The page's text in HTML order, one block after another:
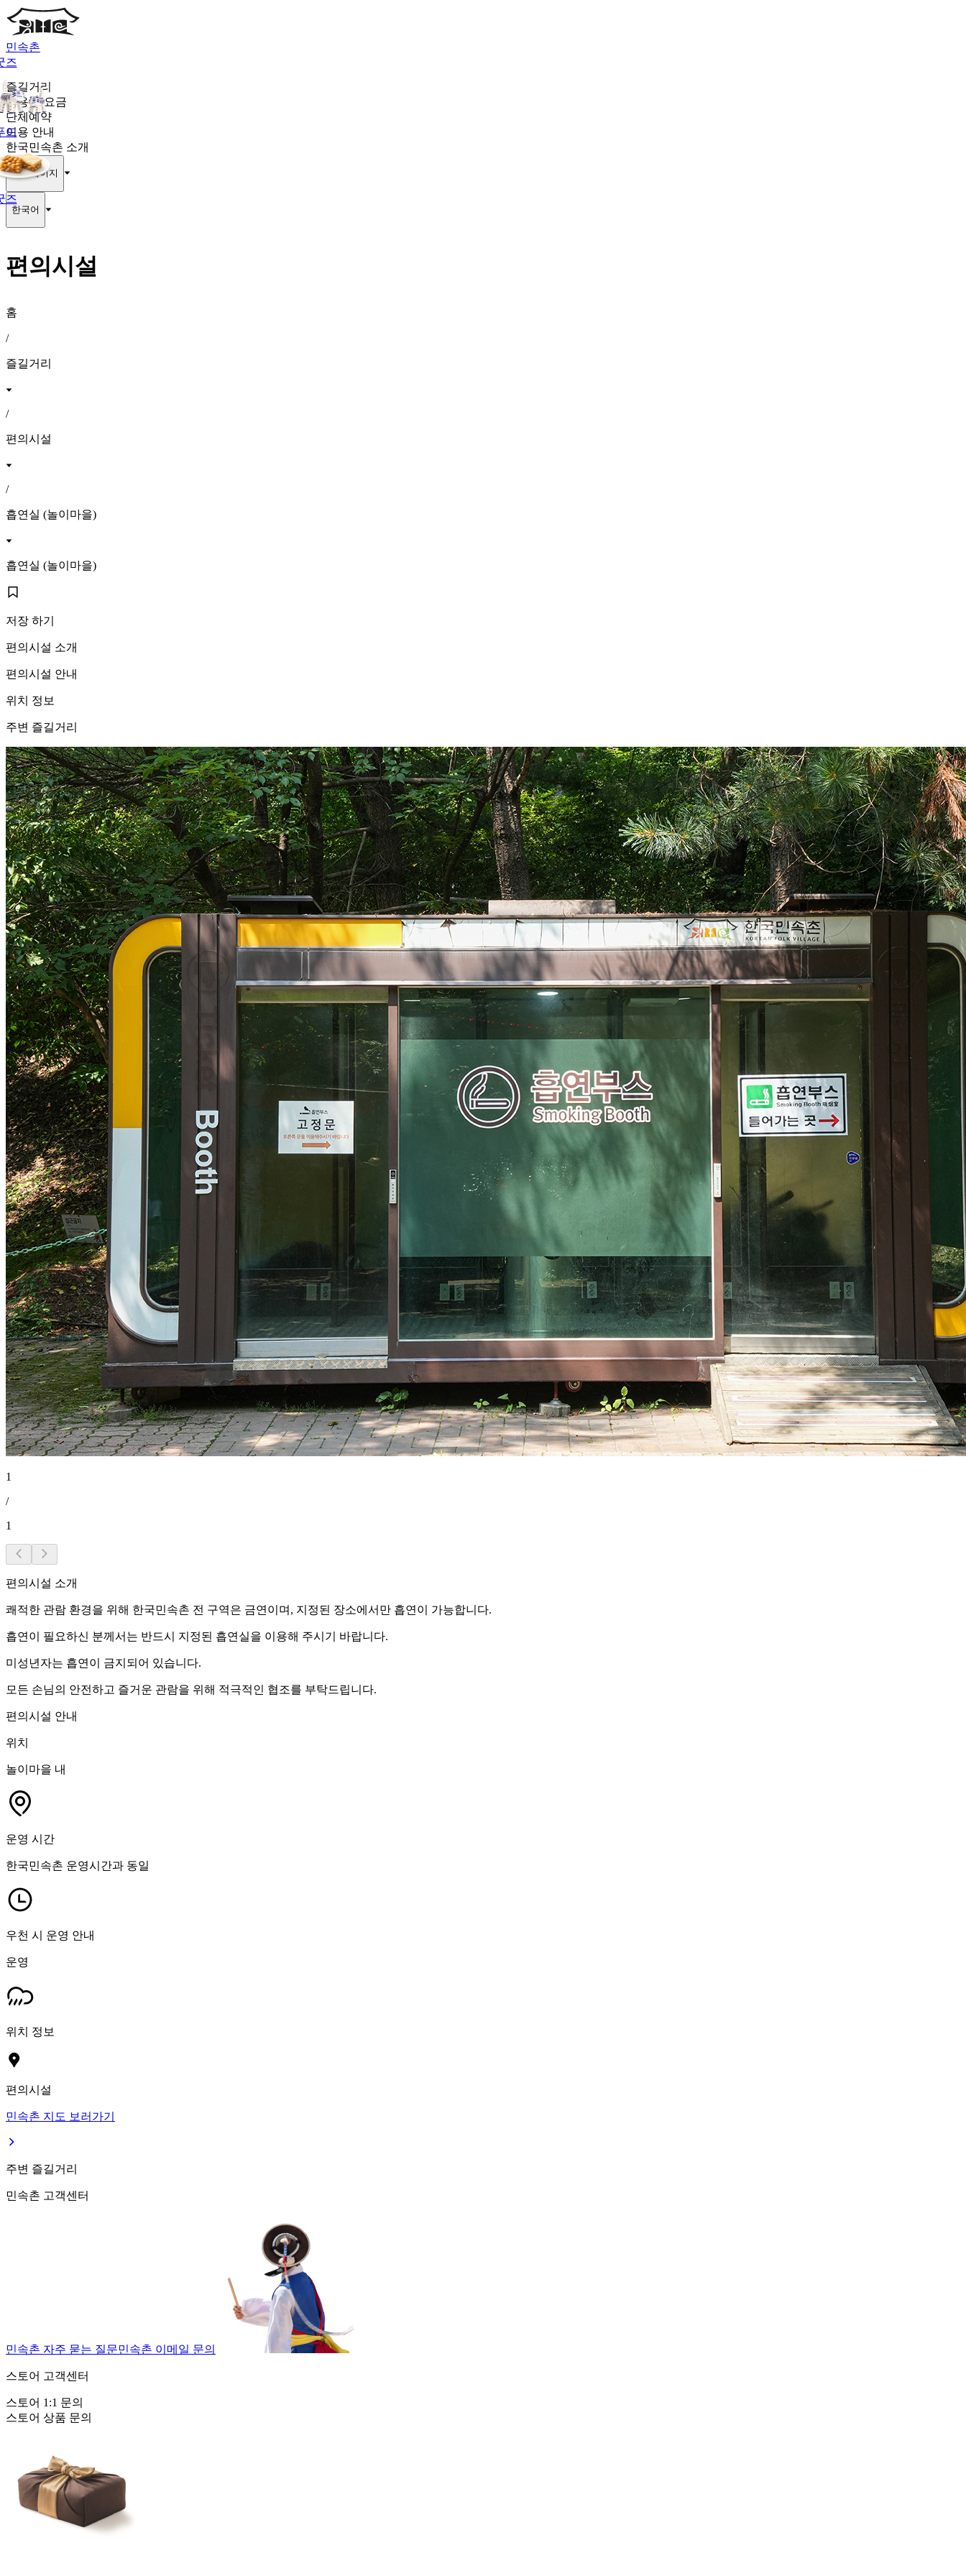
민속촌
즈
드
즈
즐길거리
이용권·요금
단체예약
이용 안내
한국민속촌 소개
마이페이지
한국어
편의시설
홈
/
즐길거리
/
편의시설
/
흡연실 (놀이마을)
흡연실 (놀이마을)
저장 하기
편의시설 소개
편의시설 안내
위치 정보
주변 즐길거리
1
/
1
편의시설 소개
쾌적한 관람 환경을 위해 한국민속촌 전 구역은 금연이며, 지정된 장소에서만 흡연이 가능합니다.
흡연이 필요하신 분께서는 반드시 지정된 흡연실을 이용해 주시기 바랍니다.
미성년자는 흡연이 금지되어 있습니다.
모든 손님의 안전하고 즐거운 관람을 위해 적극적인 협조를 부탁드립니다.
편의시설 안내
위치
놀이마을 내
운영 시간
한국민속촌 운영시간과 동일
우천 시 운영 안내
운영
위치 정보
편의시설
민속촌 지도 보러가기
주변 즐길거리
민속촌 고객센터
민속촌 자주 묻는 질문민속촌 이메일 문의
스토어 고객센터
스토어 1:1 문의
스토어 상품 문의